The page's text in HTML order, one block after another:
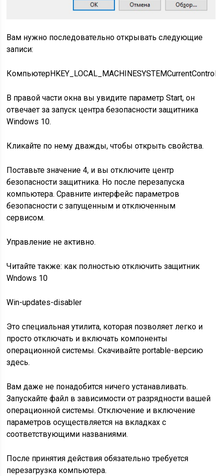
Вам нужно последовательно открывать следующие
записи:
В правой части окна вы увидите параметрStart, он
отвечает за запуск центра безопасности защитника
Windows 10.
Кликайте по нему дважды, чтобы открыть свойства.
Поставьте значение 4, и вы отключите центр
безопасности защитника. Но после перезапуска
компьютера. Сравните интерфейс параметров
безопасности с запущенным и отключенным
сервисом.
Управление не активно.
Читайте также: как полностью отключить защитник
Wndows 10
Win-updates-disabler
Это специальная утилита, которая позволяет легко и
просто отключать и включать компоненты
операционной системы. Скачивайте portable-версию
здесь.
Вам даже не понадобится ничего устанавливать.
Запускайте файл в зависимости от разрядности вашей
операционной системы. Отключение и включение
параметров осуществляется на вкладках с
соответствующими названиями.
После принятия действия обязательно требуется
перезагрузка компьютера.